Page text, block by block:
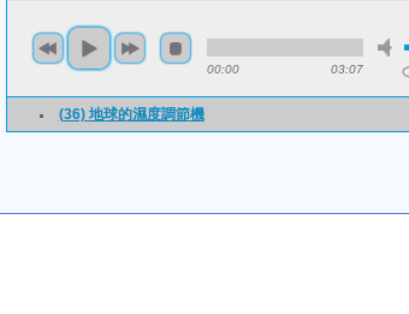
00:00 03:07
(36) 地球的濕度調節機